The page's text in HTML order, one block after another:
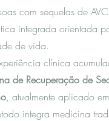
com sequelas de
integrada orientada
de vida.
clínica
de Recuperação de
, atualmente aplicado
integra medicina